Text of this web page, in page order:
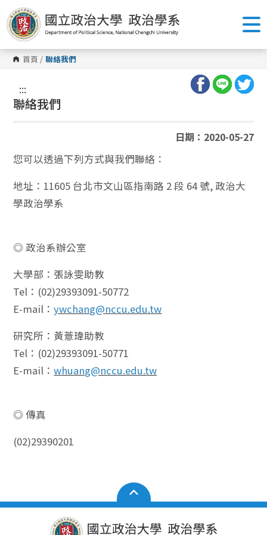
跳
到
主
要
內
容
區 首頁 / 聯絡我們
:::
聯絡我們
日期：2020-05-27
您可以透過下列方式與我們聯絡：
地址：11605 台北市文山區指南路 2 段 64 號, 政治大
學政治學系
◎ 政治系辦公室
大學部：張詠雯助教
Tel：(02)29393091-50772
E-mail：ywchang@nccu.edu.tw
研究所：黃薏瑋助教
Tel：(02)29393091-50771
E-mail：whuang@nccu.edu.tw
◎ 傳真
(02)29390201